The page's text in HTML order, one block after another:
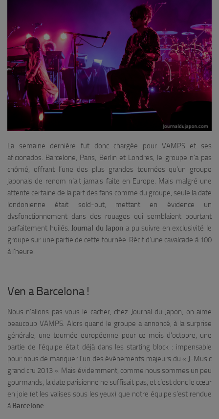
La semaine dernière fut donc chargée pour VAMPS et ses
aficionados. Barcelone, Paris, Berlin et Londres, le groupe n’a pas
chômé, offrant l’une des plus grandes tournées qu’un groupe
japonais de renom n’ait jamais faite en Europe. Mais malgré une
attente certaine de la part des fans comme du groupe, seule la date
londonienne était sold-out, mettant en évidence un
dysfonctionnement dans des rouages qui semblaient pourtant
parfaitement huilés. Journal du Japon a pu suivre en exclusivité le
groupe sur une partie de cette tournée. Récit d’une cavalcade à 100
à l’heure.
Ven a Barcelona !
Nous n’allons pas vous le cacher, chez Journal du Japon, on aime
beaucoup VAMPS. Alors quand le groupe a annoncé, à la surprise
générale, une tournée européenne pour ce mois d’octobre, une
partie de l’équipe était déjà dans les starting block : impensable
pour nous de manquer l’un des événements majeurs du « J-Music
grand cru 2013 ». Mais évidemment, comme nous sommes un peu
gourmands, la date parisienne ne suffisait pas, et c’est donc le cœur
en joie (et les valises sous les yeux) que notre équipe s’est rendue
à Barcelone.